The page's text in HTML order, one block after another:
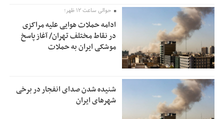
حوالی ساعت ۱۲ ظهر؛
ادامه حملات هوایی علیه مراکزی
در نقاط مختلف تهران/ آغاز پاسخ
موشکی ایران به حملات
شنیده شدن صدای انفجار در برخی
شهرهای ایران